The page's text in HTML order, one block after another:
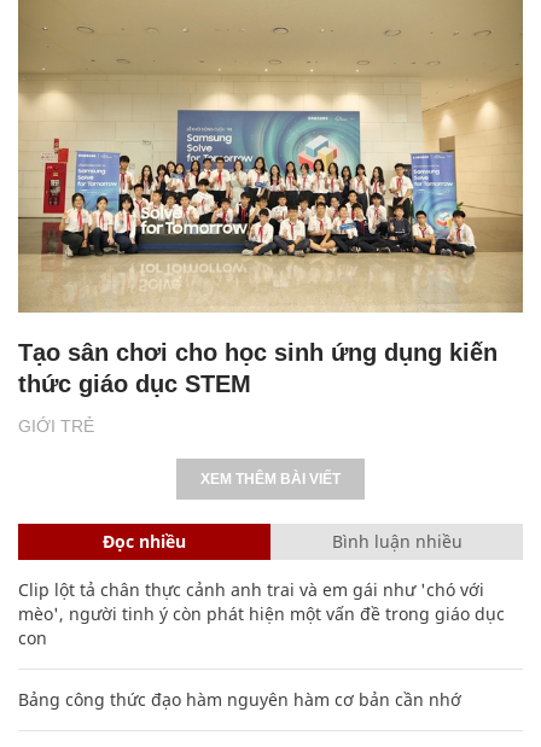
GIỚI TRẺ
Tạo sân chơi cho học sinh ứng dụng kiến
thức giáo dục STEM
XEM THÊM BÀI VIẾT
Đọc nhiều Bình luận nhiều
Clip lột tả chân thực cảnh anh trai và em gái như 'chó với
mèo', người tinh ý còn phát hiện một vấn đề trong giáo dục
con
Bảng công thức đạo hàm nguyên hàm cơ bản cần nhớ